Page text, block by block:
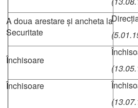
A doua arestare și ancheta la
Securitate
Închisoare
Închisoare